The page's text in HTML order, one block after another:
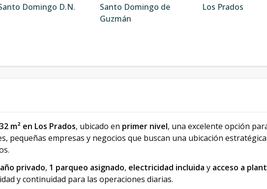
Domingo D.N.
Santo Domingo de
Guzmán
Los Prados
32 m² en Los Prados, ubicado en primer nivel, una excelente opción
pequeñas empresas y negocios que buscan una ubicación
privado, 1 parqueo asignado, electricidad incluida y acceso a
y continuidad para las operaciones diarias.